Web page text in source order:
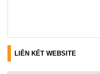
LIÊN KẾT WEBSITE